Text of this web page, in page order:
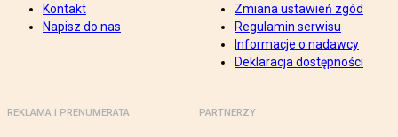
Kontakt
Napisz do nas
Zmiana ustawień zgód
Regulamin serwisu
Informacje o nadawcy
Deklaracja dostępności
REKLAMA I PRENUMERATA PARTNERZY